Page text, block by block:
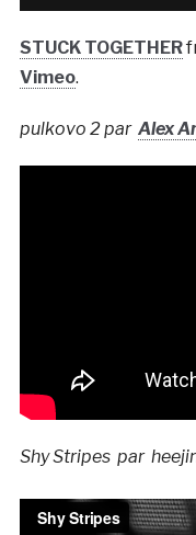
STUCK TOGETHER
Vimeo.
pulkovo 2 par Alex
Shy Stripes par